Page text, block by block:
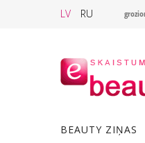
LV RU
BEAUTY ZIŅAS